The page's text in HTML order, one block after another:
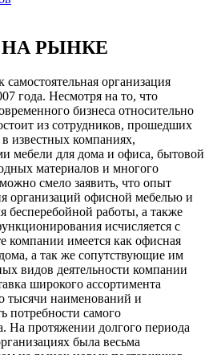
НА РЫНКЕ
организация
года. Несмотря на то, что
бизнеса относительно
из сотрудников, прошедших
известных компаниях,
мебели для дома и офиса, бытовой
материалов и многого
смело заявить, что опыт
организаций офисной мебелью и
бесперебойной работы, а также
исчисляется с
компании имеется как офисная
а так же сопутствующие им
видов деятельности компании
широкого ассортимента
тысячи наименований и
потребности самого
На протяжении долгого периода
была весьма